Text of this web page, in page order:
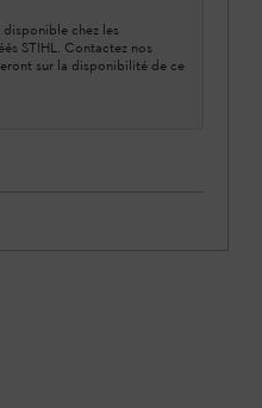
chez les
STIHL. Contactez nos
sur la disponibilité de ce